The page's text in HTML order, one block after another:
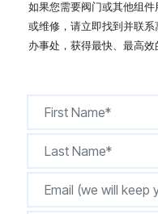
CONTACT
购买地点
如果您需要阀门或其他组
或维修，请立即找到并联系
办事处，获得最快、最高效